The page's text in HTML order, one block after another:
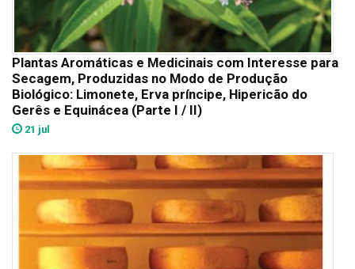
Plantas Aromáticas e Medicinais com Interesse para
Secagem, Produzidas no Modo de Produção
Biológico: Limonete, Erva príncipe, Hipericão do
Gerês e Equinácea (Parte I / II)
21 jul